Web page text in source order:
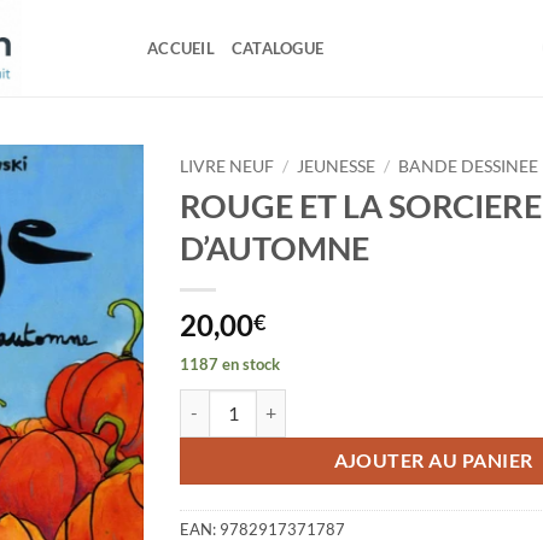
ACCUEIL CATALOGUE
LIVRE NEUF / JEUNESSE / BANDE DESSINEE
ROUGE ET LA SORCIERE
D’AUTOMNE
20,00€
1187 en stock
AJOUTER AU PANIER
EAN: 9782917371787